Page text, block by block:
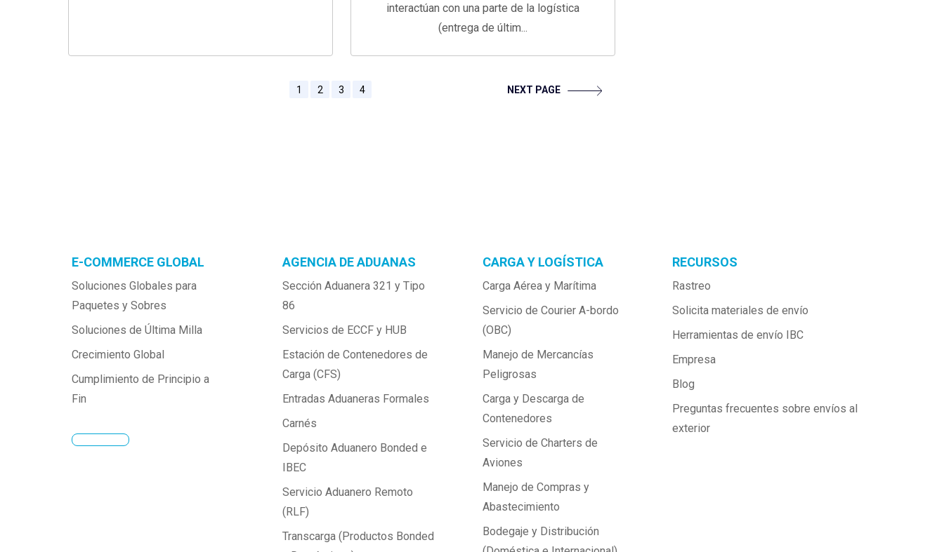
interactúan con una parte de la logística
(entrega de últim...
1 2 3 4 NEXT PAGE
E-COMMERCE GLOBAL
Soluciones Globales para
Paquetes y Sobres
Soluciones de Última Milla
Crecimiento Global
Cumplimiento de Principio a
Fin
AGENCIA DE ADUANAS
Sección Aduanera 321 y Tipo
86
Servicios de ECCF y HUB
Estación de Contenedores de
Carga (CFS)
Entradas Aduaneras Formales
Carnés
Depósito Aduanero Bonded e
IBEC
Servicio Aduanero Remoto
(RLF)
Transcarga (Productos Bonded
CARGA Y LOGÍSTICA
Carga Aérea y Marítima
Servicio de Courier A-bordo
(OBC)
Manejo de Mercancías
Peligrosas
Carga y Descarga de
Contenedores
Servicio de Charters de
Aviones
Manejo de Compras y
Abastecimiento
Bodegaje y Distribución
RECURSOS
Rastreo
Solicita materiales de envío
Herramientas de envío IBC
Empresa
Blog
Preguntas frecuentes sobre envíos al
exterior